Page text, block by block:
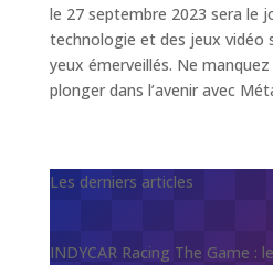
le 27 septembre 2023 sera le
technologie et des jeux vidéo
yeux émerveillés. Ne
plonger dans l’avenir avec
Les derniers articles
INDYCAR Racing The Game :